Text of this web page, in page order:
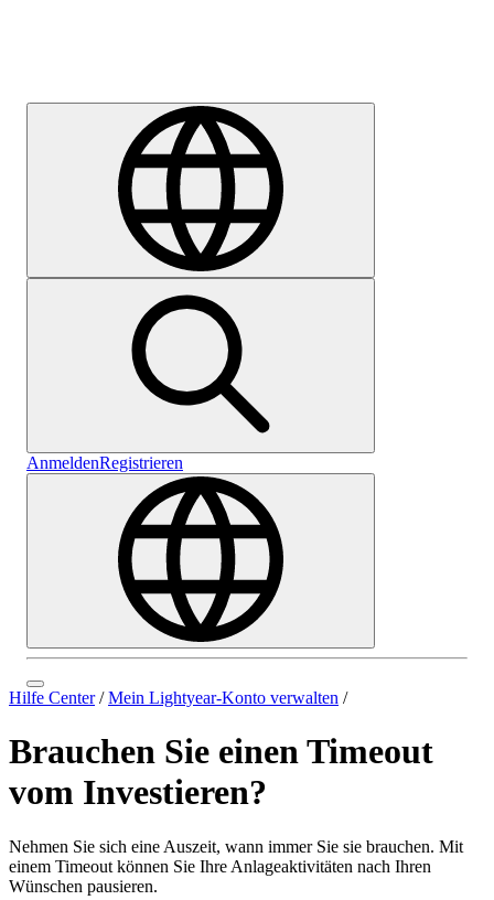
AnmeldenRegistrieren
Hilfe Center/Mein Lightyear-Konto verwalten /
Brauchen Sie einen Timeout
vom Investieren?
Nehmen Sie sich eine Auszeit, wann immer Sie sie brauchen. Mit
einem Timeout können Sie Ihre Anlageaktivitäten nach Ihren
Wünschen pausieren.